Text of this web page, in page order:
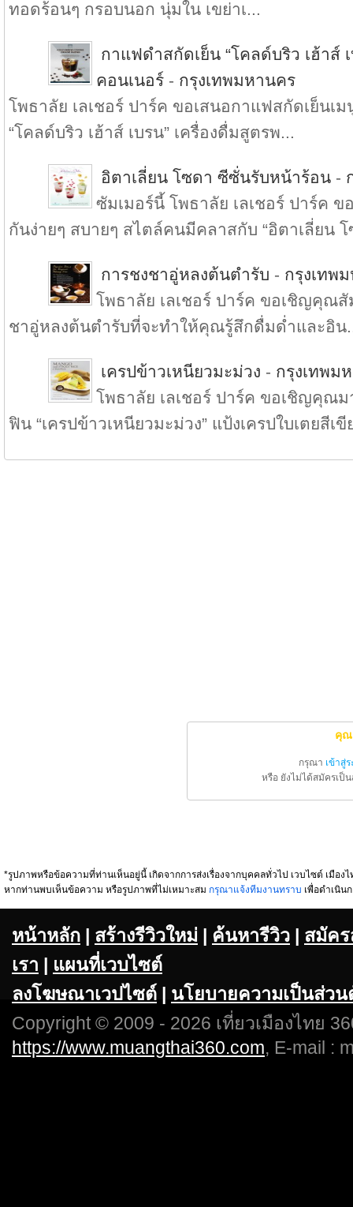
ทอดร้อนๆ กรอบนอก นุ่มใน เขย่าเ...
กาแฟดำสกัดเย็น “โคลด์บริว เฮ้าส์
คอนเนอร์ - กรุงเทพมหานคร
โพธาลัย เลเชอร์ ปาร์ค ขอเสนอกาแฟสกัดเย็นเ
“โคลด์บริว เฮ้าส์ เบรน” เครื่องดื่มสูตรพ...
อิตาเลี่ยน โซดา ซีซั่นรับหน้าร้อน -
ซัมเมอร์นี้ โพธาลัย เลเชอร์ ปาร์ค
กันง่ายๆ สบายๆ สไตล์คนมีคลาสกับ “อิตาเลี่ยน
การชงชาอู่หลงต้นตำรับ - กรุงเทพ
โพธาลัย เลเชอร์ ปาร์ค ขอเชิญคุณ
ชาอู่หลงต้นตำรับที่จะทำให้คุณรู้สึกดื่มด่ำและอิน
เครปข้าวเหนียวมะม่วง - กรุงเทพม
โพธาลัย เลเชอร์ ปาร์ค ขอเชิญคุณ
ฟิน “เครปข้าวเหนียวมะม่วง” แป้งเครปใบเตยสีเขี
คุณ
กรุณา เข้าสู่
หรือ ยังไม่ได้สมัครเป็
*รูปภาพหรือข้อความที่ท่านเห็นอยู่นี้ เกิดจากการส่งเรื่องจากบุคคลทั่วไป เวบไซต์ เมือ
หากท่านพบเห็นข้อความ หรือรูปภาพที่ไม่เหมาะสม กรุณาแจ้งทีมงานทราบ เพื่อดำเนิน
หน้าหลัก | สร้างรีวิวใหม่ | ค้นหารีวิว | สมัค
เรา | แผนที่เวบไซต์
ลงโฆษณาเวปไซต์ | นโยบายความเป็นส่วน
Copyright © 2009 - 2026 เที่ยวเมืองไทย
https://www.muangthai360.com, E-mail :